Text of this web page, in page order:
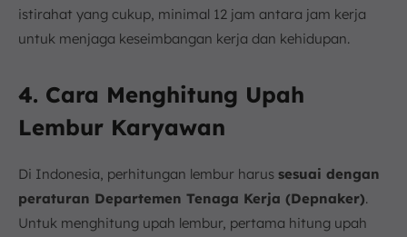
istirahat yang cukup, minimal 12 jam antara jam kerja
untuk menjaga keseimbangan kerja dan kehidupan.
4. Cara Menghitung Upah
Lembur Karyawan
Di Indonesia, perhitungan lembur harus sesuai dengan
peraturan Departemen Tenaga Kerja (Depnaker).
Untuk menghitung upah lembur, pertama hitung upah